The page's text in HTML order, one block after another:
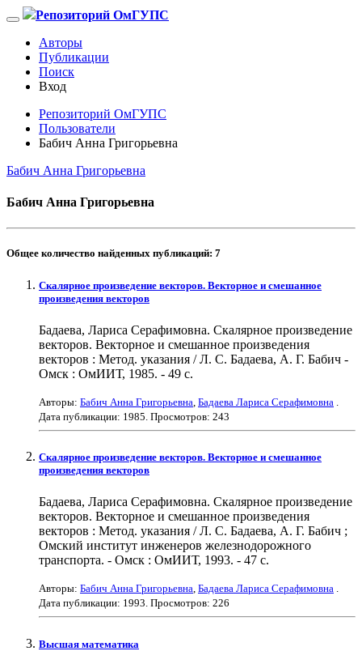
Репозиторий ОмГУПС
Авторы
Публикации
Поиск
Вход
Репозиторий ОмГУПС
Пользователи
Бабич Анна Григорьевна
Бабич Анна Григорьевна
Бабич Анна Григорьевна
Общее количество найденных публикаций: 7
Скалярное произведение векторов. Векторное и смешанное
произведения векторов
Бадаева, Лариса Серафимовна. Скалярное произведение
векторов. Векторное и смешанное произведения
векторов : Метод. указания / Л. С. Бадаева, А. Г. Бабич -
Омск : ОмИИТ, 1985. - 49 с.
Авторы: Бабич Анна Григорьевна, Бадаева Лариса Серафимовна .
Дата публикации: 1985. Просмотров: 243
Скалярное произведение векторов. Векторное и смешанное
произведения векторов
Бадаева, Лариса Серафимовна. Скалярное произведение
векторов. Векторное и смешанное произведения
векторов : Метод. указания / Л. С. Бадаева, А. Г. Бабич ;
Омский институт инженеров железнодорожного
транспорта. - Омск : ОмИИТ, 1993. - 47 с.
Авторы: Бабич Анна Григорьевна, Бадаева Лариса Серафимовна .
Дата публикации: 1993. Просмотров: 226
Высшая математика